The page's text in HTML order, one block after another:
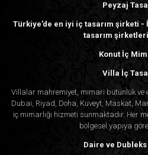
Peyzaj
Türkiye’de en iyi iç tasarım şirketi -
tasarım
Konut İç
Villa İç
Villalar mahremiyet, mimari bütünlük ve
Dubai, Riyad, Doha, Kuveyt, Maskat,
iç mimarlığı hizmeti sunmaktadır. Her
bölgesel yapıya
Daire ve Dubleks